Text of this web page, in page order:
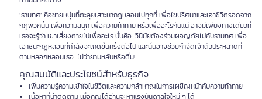
‘ธามทศ’ คือชายหนุ่มที่ตะลุยเสาะหากฎหลอนไปทุกที่ เพื่อไขปริศนาและเอาชีวิตรอดจาก
กฎพวกนั้น เพื่อความสนุก เพื่อความท้าทาย หรือเพื่ออะไรกันแน่ อาจมีเพียงทางเดียวที่
เธอจะรู้ว่า เขาเสี่ยงตายไปเพื่ออะไร นั่นคือ...วินิมัยต้องร่วมผจญภัยไปกับธามทศ เพื่อ
เอาชนะกฎหลอนที่กำลังจะเกิดขึ้นครั้งต่อไป และนั่นอาจช่วยกำจัดเจ้าตัวประหลาดที่
ตามหลอกหลอนเธอ...ไม่ว่ายามหลับหรือตื่น!
คุณสมบัติและประโยชน์สำหรับธุรกิจ
เพิ่มความรู้ความเข้าใจในชีวิตและความกล้าหาญในการเผชิญหน้ากับความท้าทาย
เนื้อหาที่น่าติดตาม เมื่อคุณได้อ่านจะหาแรงบันดาลใจใหม่ ๆ ได้